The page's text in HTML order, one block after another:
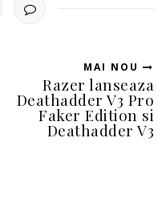
MAI NOU
Razer lanseaza
Deathadder V3 Pro
Faker Edition si
Deathadder V3